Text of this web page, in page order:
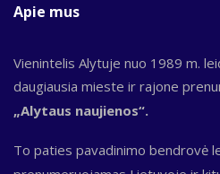
Apie mus
Vienintelis Alytuje nuo 1989 m.
daugiausia mieste ir rajone
„Alytaus naujienos“.
To paties pavadinimo bendrovė